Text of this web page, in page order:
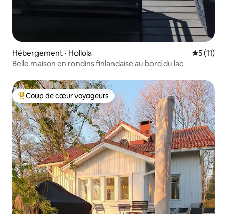
Hébergement ⋅ Hollola
5 (11)
Belle maison en rondins finlandaise au bord du lac
Coups de cœur voyageurs les plus appréciés
Coup de cœur voyageurs